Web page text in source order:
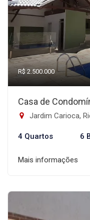
R$ 2.500.000
Casa de
Jardim Carioca,
4 Quartos 6
Mais informações